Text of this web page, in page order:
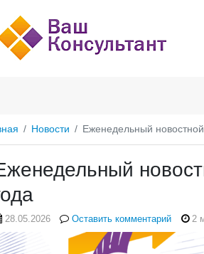
Новости Еженедельный
28.05.2026 Оставить комментарий 2